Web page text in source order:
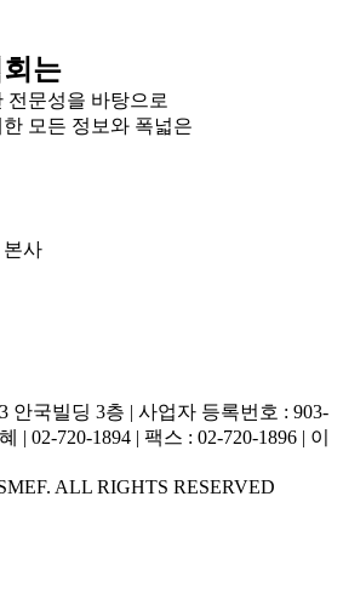
는
전문성을 바탕으로
모든 정보와 폭넓은
본사
안국빌딩 3층 | 사업자 등록번호 : 903-
| 02-720-1894 | 팩스 : 02-720-1896 | 이
ALL RIGHTS RESERVED